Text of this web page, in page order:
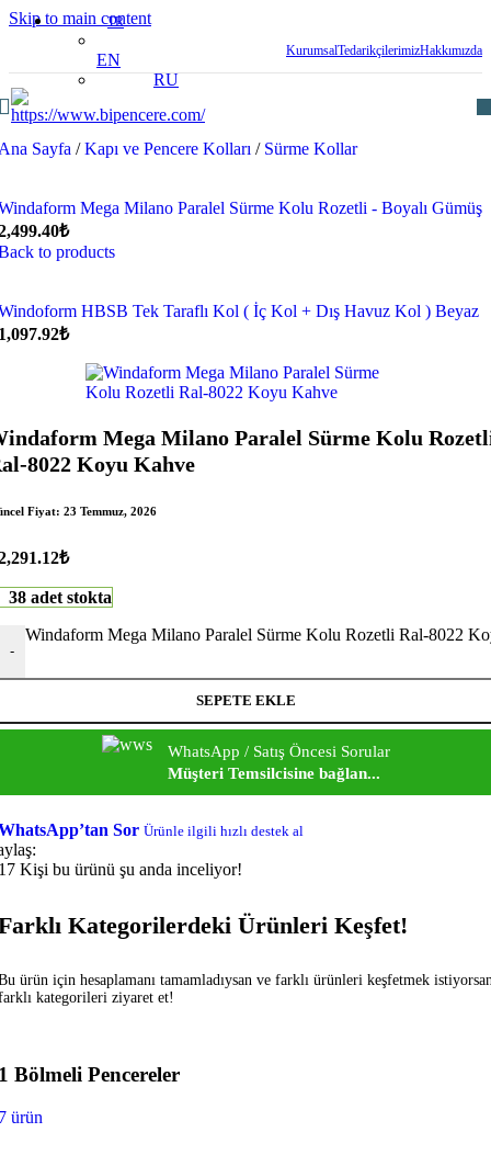
Skip to main content
TR
EN
RU
KurumsalTedarikçilerimizHakkımızda
Sayfa / Kapı ve Pencere Kolları / Sürme Kollar
Mega Milano Paralel Sürme Kolu Rozetli - Boyalı Gümüş
₺
to products
HBSB Tek Taraflı Kol ( İç Kol + Dış Havuz Kol ) Beyaz
₺
Mega Milano Paralel Sürme Kolu
8022 Koyu Kahve
Fiyat: 23 Temmuz, 2026
₺
38 adet stokta
-
Windaform Mega Milano Paralel Sürme Kolu Rozetli Ral-8022
SEPETE EKLE
WhatsApp / Satış Öncesi Sorular
Müşteri Temsilcisine bağlan...
Sor Ürünle ilgili hızlı destek al
Kişi bu ürünü şu anda inceliyor!
Kategorilerdeki Ürünleri Keşfet!
ürün için hesaplamanı tamamladıysan ve farklı ürünleri keşfetmek
kategorileri ziyaret et!
Bölmeli Pencereler
ürün